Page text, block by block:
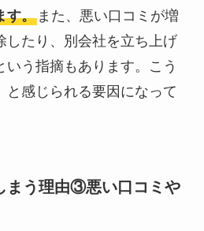
す。また、悪い口コミが増
したり、別会社を立ち上げ
いう指摘もあります。こう
と感じられる要因になって
まう理由③悪い口コミや